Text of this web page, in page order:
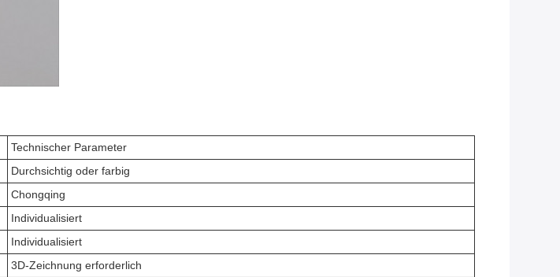
Technischer Parameter
Durchsichtig oder farbig
Chongqing
Individualisiert
Individualisiert
3D-Zeichnung erforderlich